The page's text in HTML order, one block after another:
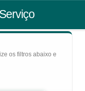
os filtros abaixo e